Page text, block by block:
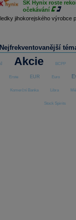
SK Hynix roste
očekávání
jihokorejského výrobce
Nejfrekventovanější
Akcie BCPP
Erste EUR Euro
Komerční Banka Libra
Stock Spirits